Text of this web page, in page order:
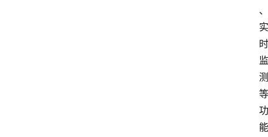
、
实
时
监
测
等
功
能